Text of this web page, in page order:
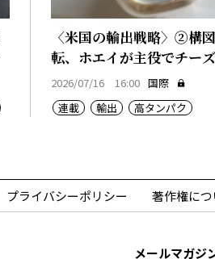
〈米国の輸出戦略〉②構
転、ホエイが主役でチー
産物
2026/07/16 16:00 国際
連載
輸出 高タンパク
プライバシーポリシー 著作権に
メールマガジ